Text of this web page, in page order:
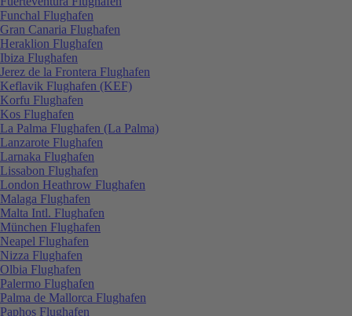
Funchal Flughafen
Gran Canaria Flughafen
Heraklion Flughafen
Ibiza Flughafen
Jerez de la Frontera Flughafen
Keflavik Flughafen (KEF)
Korfu Flughafen
Kos Flughafen
La Palma Flughafen (La Palma)
Lanzarote Flughafen
Larnaka Flughafen
Lissabon Flughafen
London Heathrow Flughafen
Malaga Flughafen
Malta Intl. Flughafen
München Flughafen
Neapel Flughafen
Nizza Flughafen
Olbia Flughafen
Palermo Flughafen
Palma de Mallorca Flughafen
Paphos Flughafen